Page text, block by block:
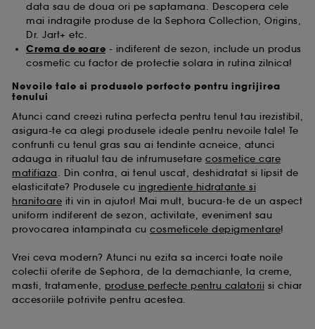
data sau de doua ori pe saptamana. Descopera cele
mai indragite produse de la Sephora Collection, Origins,
Dr. Jart+ etc.
Crema de soare - indiferent de sezon, include un produs
cosmetic cu factor de protectie solara in rutina zilnica!
Nevoile tale si produsele perfecte pentru ingrijirea
tenului
Atunci cand creezi rutina perfecta pentru tenul tau irezistibil,
asigura-te ca alegi produsele ideale pentru nevoile tale! Te
confrunti cu tenul gras sau ai tendinte acneice, atunci
adauga in ritualul tau de infrumusetare cosmetice care
matifiaza. Din contra, ai tenul uscat, deshidratat si lipsit de
elasticitate? Produsele cu ingrediente hidratante si
hranitoare iti vin in ajutor! Mai mult, bucura-te de un aspect
uniform indiferent de sezon, activitate, eveniment sau
provocarea intampinata cu cosmeticele depigmentare!
Vrei ceva modern? Atunci nu ezita sa incerci toate noile
colectii oferite de Sephora, de la demachiante, la creme,
masti, tratamente, produse perfecte pentru calatorii si chiar
accesoriile potrivite pentru acestea.